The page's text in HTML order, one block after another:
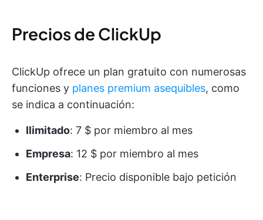
Precios de ClickUp
ClickUp ofrece un plan gratuito con numerosas
funciones y planes premium asequibles, como
se indica a continuación:
Ilimitado: 7 $ por miembro al mes
Empresa: 12 $ por miembro al mes
Enterprise: Precio disponible bajo petición